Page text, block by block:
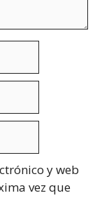
y web
vez que